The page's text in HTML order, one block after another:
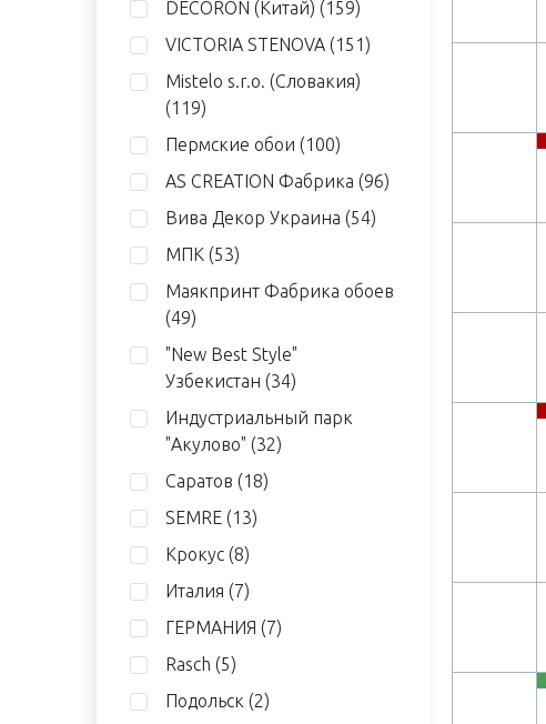
DECORON (Китай) (159)
VICTORIA STENOVA (151)
Mistelo s.r.o. (Словакия)
(119)
Пермские обои (100)
AS CREATION Фабрика (96)
Вива Декор Украина (54)
МПК (53)
Маякпринт Фабрика обоев
(49)
"New Best Style"
Узбекистан (34)
Индустриальный парк
"Акулово" (32)
Саратов (18)
SEMRE (13)
Крокус (8)
Италия (7)
ГЕРМАНИЯ (7)
Rasch (5)
Подольск (2)